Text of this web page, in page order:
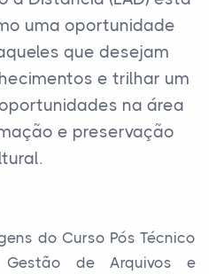
uma oportunidade
que desejam
e trilhar um
na área
e preservação
do Curso Pós Técnico
de Arquivos e